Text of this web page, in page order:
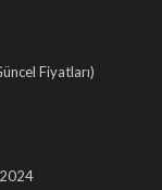
Fiyatları)